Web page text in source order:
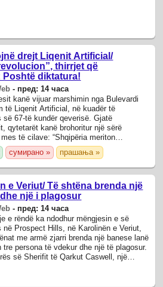
drejt Liqenit Artificial/
thirrjet që
diktatura!
- пред: 14 часа
kanë vijuar marshimin nga Bulevardi
të Liqenit Artificial, në kuadër të
së 67-të kundër qeverisë. Gjatë
qytetarët kanë brohoritur një sërë
të cilave: “Shqipëria meriton
“Shqipëria e shqiptarëve” dhe “Rama ...
сумирано » прашања »
e Veriut/ Të shtëna brenda një
një i plagosur
- пред: 14 часа
e rëndë ka ndodhur mëngjesin e së
në Prospect Hills, në Karolinën e Veriut,
me armë zjarri brenda një banese lanë
tre persona të vdekur dhe një të plagosur.
së Sherifit të Qarkut Caswell, një
në spital ...